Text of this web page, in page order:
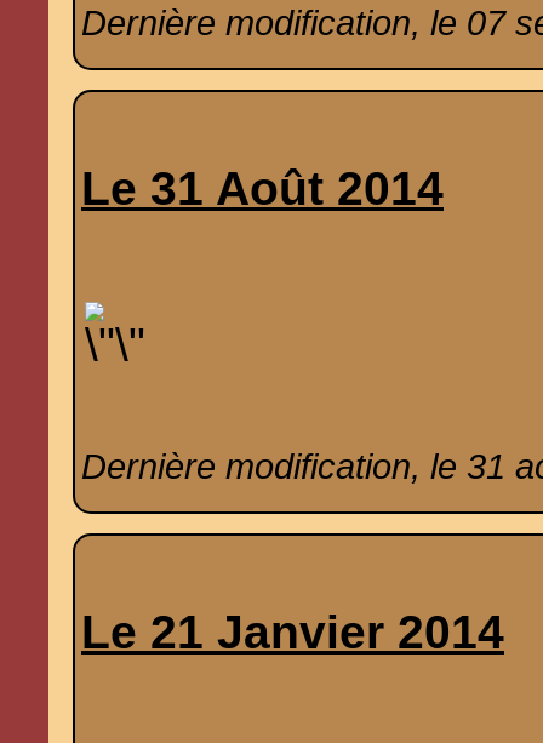
Dernière modification, le 07
Le 31 Août 2014
Dernière modification, le 31
Le 21 Janvier 2014